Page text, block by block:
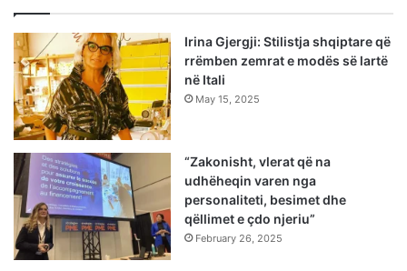
Irina Gjergji: Stilistja shqiptare që
rrëmben zemrat e modës së lartë
në Itali
May 15, 2025
“Zakonisht, vlerat që na
udhëheqin varen nga
personaliteti, besimet dhe
qëllimet e çdo njeriu”
February 26, 2025